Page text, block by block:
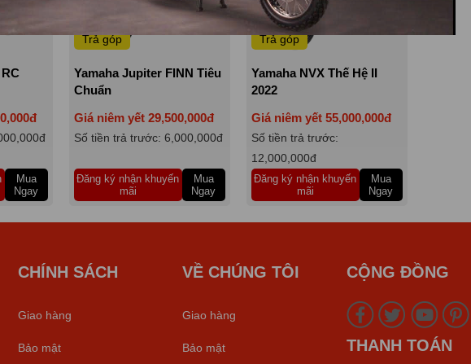
Mua
Ngay
Trả góp
Yamaha Jupiter FINN Tiêu
Chuẩn
Giá niêm yết 29,500,000đ
Số tiền trả trước: 6,000,000đ
Đăng ký nhận khuyến
mãi
Mua
Ngay
Trả góp
Yamaha NVX Thế Hệ II
2022
Giá niêm yết 55,000,000đ
Số tiền trả trước:
12,000,000đ
Đăng ký nhận khuyến
mãi
Mua
Ngay
Trả góp
CHÍNH SÁCH
Giao hàng
Bảo mật
VỀ CHÚNG TÔI
Giao hàng
Bảo mật
CỘNG ĐỒNG
THANH TOÁN